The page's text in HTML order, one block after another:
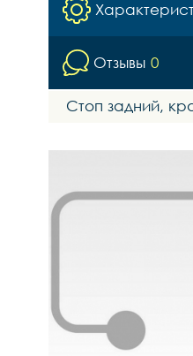
Отзывы 0
Стоп задний,